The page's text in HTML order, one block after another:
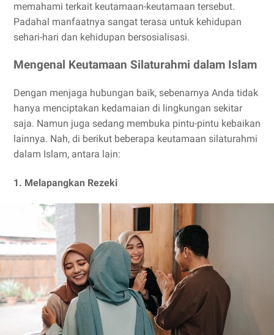
memahami terkait keutamaan-keutamaan tersebut.
Padahal manfaatnya sangat terasa untuk kehidupan
sehari-hari dan kehidupan bersosialisasi.
Mengenal Keutamaan Silaturahmi dalam Islam
Dengan menjaga hubungan baik, sebenarnya Anda tidak
hanya menciptakan kedamaian di lingkungan sekitar
saja. Namun juga sedang membuka pintu-pintu kebaikan
lainnya. Nah, di berikut beberapa keutamaan silaturahmi
dalam Islam, antara lain:
1. Melapangkan Rezeki